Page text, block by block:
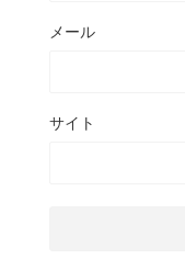
メール
サイト